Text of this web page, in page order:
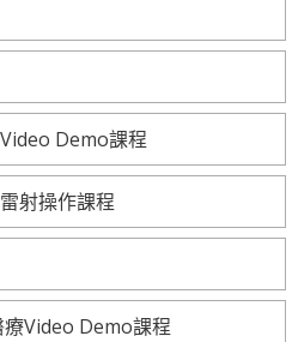
Demo課程
射操作課程
Video Demo課程